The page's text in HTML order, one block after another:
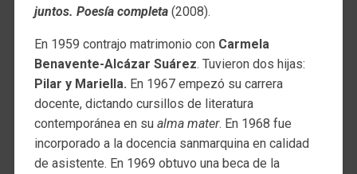
juntos. Poesía completa(2008).
En 1959 contrajo matrimonio con Carmela
Benavente-Alcázar Suárez. Tuvieron dos hijas:
Pilar y Mariella. En 1967 empezó su carrera
docente, dictando cursillos de literatura
contemporánea en su alma mater. En 1968 fue
incorporado a la docencia sanmarquina en calidad
de asistente. En 1969 obtuvo una beca de la